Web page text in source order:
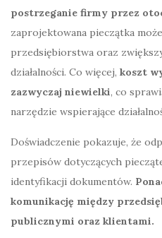
postrzeganie firmy przez
zaprojektowana pieczątka
przedsiębiorstwa oraz
działalności. Co więcej, koszt
zazwyczaj niewielki, co
narzędzie wspierające
Doświadczenie pokazuje, że
przepisów dotyczących
identyfikacji dokumentów.
komunikację między
publicznymi oraz klientami.